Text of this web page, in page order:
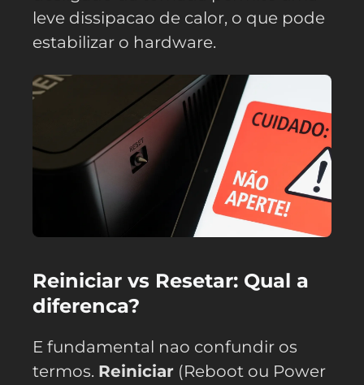
leve dissipacao de calor, o que pode
estabilizar o hardware.
Reiniciar vs Resetar: Qual a
diferenca?
E fundamental nao confundir os
termos. Reiniciar (Reboot ou Power